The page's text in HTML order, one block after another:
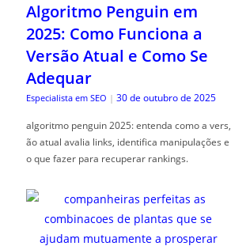
Algoritmo Penguin em
2025: Como Funciona a
Versão Atual e Como Se
Adequar
Especialista em SEO | 30 de outubro de 2025
algoritmo penguin 2025: entenda como a vers,
ão atual avalia links, identifica manipulações e
o que fazer para recuperar rankings.